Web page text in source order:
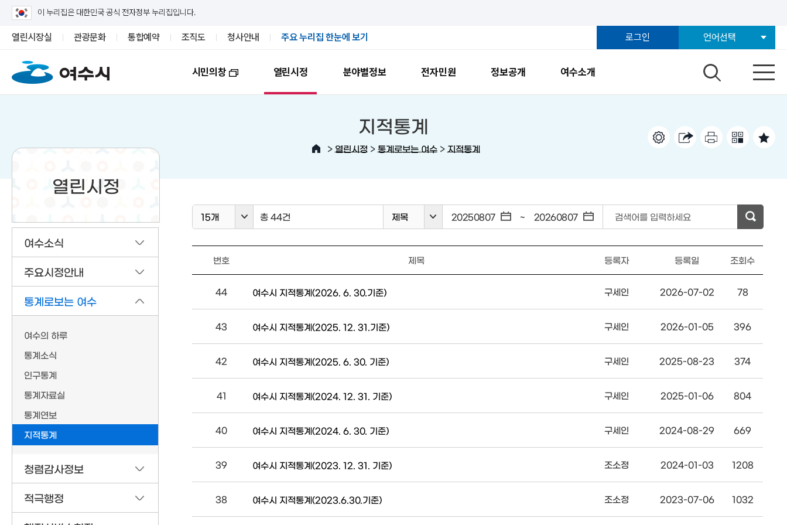
이 누리집은 대한민국 공식 전자정부 누리집입니다.
열린시장실 관광문화 통합예약 조직도 청사안내 주요 누리집 한눈에 보기 로그인 언어선택
시민의창 열린시정 분야별정보 전자민원 정보공개 여수소개
열린시정
여수소식
주요시정안내
통계로보는 여수
여수의 하루
통계소식
인구통계
통계자료실
통계연보
지적통계
청렴감사정보
적극행정
지적통계
> 열린시정 > 통계로보는 여수> 지적통계
15개 총 44건 제목 ~ 검색어를 입력하세요
번호 제목 등록자 등록일 조회수
44 여수시 지적통계(2026. 6. 30.기준) 구세인 2026-07-02 78
43 여수시 지적통계(2025. 12. 31.기준) 구세인 2026-01-05 396
42 여수시 지적통계(2025. 6. 30. 기준) 구세인 2025-08-23 374
41 여수시 지적통계(2024. 12. 31. 기준) 구세인 2025-01-06 804
40 여수시 지적통계(2024. 6. 30. 기준) 구세인 2024-08-29 669
39 여수시 지적통계(2023. 12. 31. 기준) 조소정 2024-01-03 1208
38 여수시 지적통계(2023.6.30.기준) 조소정 2023-07-06 1032